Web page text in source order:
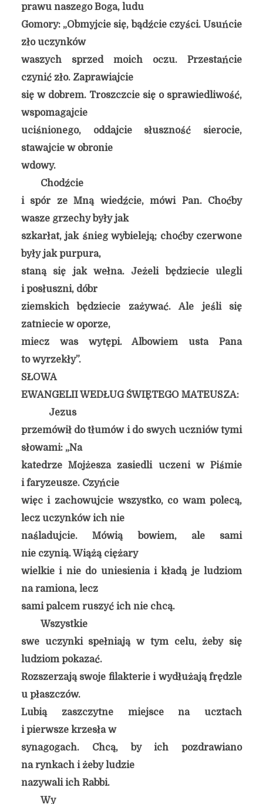
prawu naszego Boga, ludu
Gomory: „Obmyjcie się, bądźcie czyści. Usuńcie
zło uczynków
waszych sprzed moich oczu. Przestańcie
czynić zło. Zaprawiajcie
się w dobrem. Troszczcie się o sprawiedliwość,
wspomagajcie
uciśnionego, oddajcie słuszność sierocie,
stawajcie w obronie
wdowy.
Chodźcie
i spór ze Mną wiedźcie, mówi Pan. Choćby
wasze grzechy były jak
szkarłat, jak śnieg wybieleją; choćby czerwone
były jak purpura,
staną się jak wełna. Jeżeli będziecie ulegli
i posłuszni, dóbr
ziemskich będziecie zażywać. Ale jeśli się
zatniecie w oporze,
miecz was wytępi. Albowiem usta Pana
to wyrzekły”.
SŁOWA
EWANGELII WEDŁUG ŚWIĘTEGO MATEUSZA:
Jezus
przemówił do tłumów i do swych uczniów tymi
słowami: „Na
katedrze Mojżesza zasiedli uczeni w Piśmie
i faryzeusze. Czyńcie
więc i zachowujcie wszystko, co wam polecą,
lecz uczynków ich nie
naśladujcie. Mówią bowiem, ale sami
nie czynią. Wiążą ciężary
wielkie i nie do uniesienia i kładą je ludziom
na ramiona, lecz
sami palcem ruszyć ich nie chcą.
Wszystkie
swe uczynki spełniają w tym celu, żeby się
ludziom pokazać.
Rozszerzają swoje filakterie i wydłużają frędzle
u płaszczów.
Lubią zaszczytne miejsce na ucztach
i pierwsze krzesła w
synagogach. Chcą, by ich pozdrawiano
na rynkach i żeby ludzie
nazywali ich Rabbi.
Wy